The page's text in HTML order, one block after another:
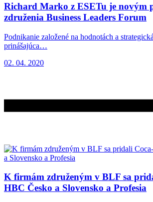
Richard Marko z ESETu je novým
združenia Business Leaders Forum
Podnikanie založené na hodnotách a
prinášajúca…
02. 04. 2020
K firmám združeným v BLF sa
HBC Česko a Slovensko a Profesia